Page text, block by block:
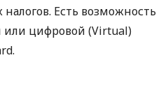
Есть возможность
или цифровой (Virtual)